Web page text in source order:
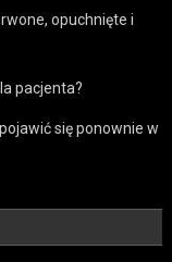
opuchnięte i
pacjenta?
się ponownie w